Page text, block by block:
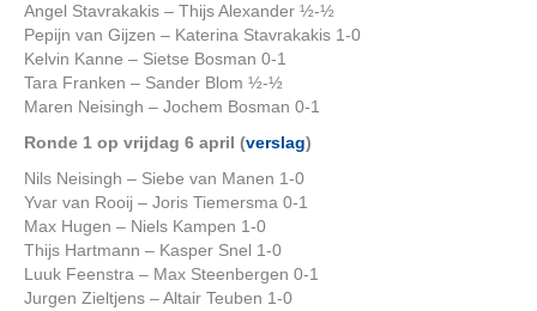
Angel Stavrakakis – Thijs Alexander ½-½
Pepijn van Gijzen – Katerina Stavrakakis 1-0
Kelvin Kanne – Sietse Bosman 0-1
Tara Franken – Sander Blom ½-½
Maren Neisingh – Jochem Bosman 0-1
Ronde 1 op vrijdag 6 april (verslag)
Nils Neisingh – Siebe van Manen 1-0
Yvar van Rooij – Joris Tiemersma 0-1
Max Hugen – Niels Kampen 1-0
Thijs Hartmann – Kasper Snel 1-0
Luuk Feenstra – Max Steenbergen 0-1
Jurgen Zieltjens – Altair Teuben 1-0